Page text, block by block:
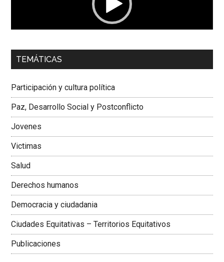
00:00 01:04
Dra. Carolina Corcho Mejía,Presidenta Corporación
Colombiana
TEMÁTICAS
Participación y cultura política
Paz, Desarrollo Social y Postconflicto
Jovenes
Victimas
Salud
Derechos humanos
Democracia y ciudadania
Ciudades Equitativas – Territorios Equitativos
Publicaciones